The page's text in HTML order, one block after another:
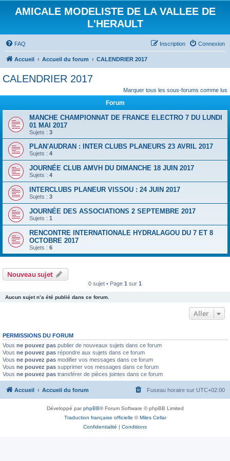
AMICALE MODELISTE DE LA VALLEE DE
L'HERAULT
FAQ Connexion
Inscription
Accueil Accueil du forum CALENDRIER 2017
CALENDRIER 2017
Marquer tous les sous-forums comme lus
Forum
MANCHE CHAMPIONNAT DE FRANCE ELECTRO 7 DU LUNDI
01 MAI 2017
Sujets : 3
PLAN'AUDRAN : INTER CLUBS PLANEURS 23 AVRIL 2017
Sujets : 4
JOURNÉE CLUB AMVH DU DIMANCHE 18 JUIN 2017
Sujets : 4
INTERCLUBS PLANEUR VISSOU : 24 JUIN 2017
Sujets : 3
JOURNÉE DES ASSOCIATIONS 2 SEPTEMBRE 2017
Sujets : 1
RENCONTRE INTERNATIONALE HYDRALAGOU DU 7 ET 8
OCTOBRE 2017
Sujets : 6
Nouveau sujet
0 sujet • Page 1 sur 1
Aucun sujet n’a été publié dans ce forum.
Aller
PERMISSIONS DU FORUM
Vous ne pouvez pas publier de nouveaux sujets dans ce forum
Vous ne pouvez pas répondre aux sujets dans ce forum
Vous ne pouvez pas modifier vos messages dans ce forum
Vous ne pouvez pas supprimer vos messages dans ce forum
Vous ne pouvez pas transférer de pièces jointes dans ce forum
Accueil Accueil du forum Fuseau horaire sur UTC+02:00
Développé parphpBB® Forum Software © phpBB Limited
Traduction française officielle ©Miles Cellar
Confidentialité | Conditions